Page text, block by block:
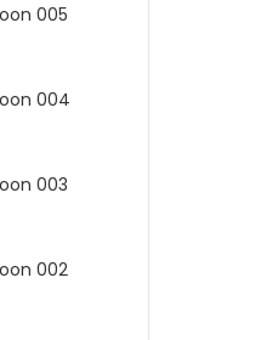
005
004
003
002